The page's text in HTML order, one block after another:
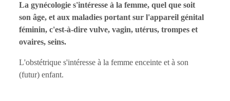
La gynécologie s'intéresse à la femme, quel que soit
son âge, et aux maladies portant sur l'appareil génital
féminin, c'est-à-dire vulve, vagin, utérus, trompes et
ovaires, seins.
L'obstétrique s'intéresse à la femme enceinte et à son
(futur) enfant.